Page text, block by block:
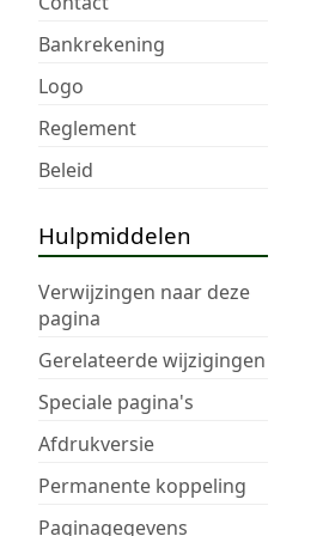
Bankrekening
Logo
Reglement
Beleid
Hulpmiddelen
Verwijzingen naar deze
pagina
Gerelateerde wijzigingen
Speciale pagina's
Afdrukversie
Permanente koppeling
Paginagegevens